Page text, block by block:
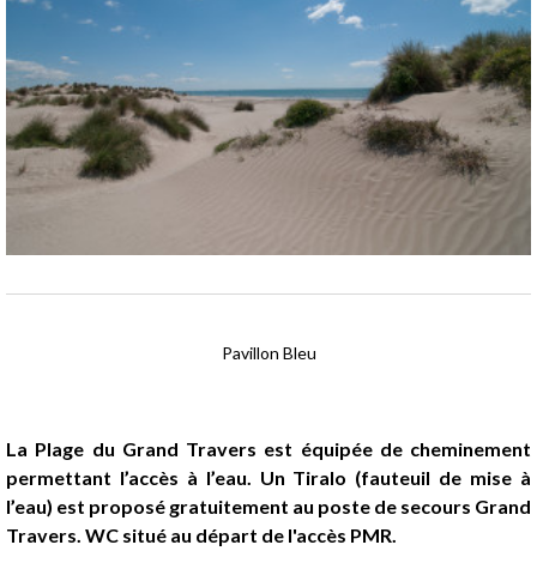
Pavillon Bleu
Présentation
La Plage du Grand Travers est équipée de cheminement
permettant l’accès à l’eau. Un Tiralo (fauteuil de mise à
l’eau) est proposé gratuitement au poste de secours Grand
Travers. WC situé au départ de l'accès PMR.